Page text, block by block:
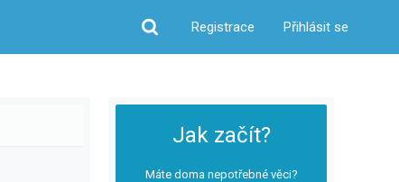
Hledat
Registrace Přihlásit se
Jak začít?
Máte doma nepotřebné věci?